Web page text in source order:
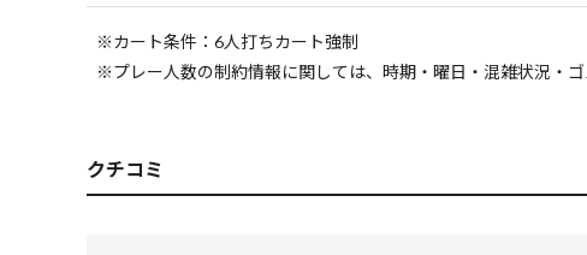
※カート条件：6人打ちカート強制
※プレー人数の制約情報に関しては、時期・曜日・混雑状況・
クチコミ